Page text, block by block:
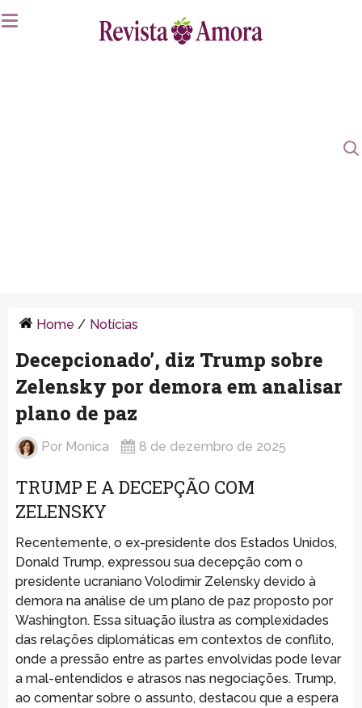
Home / Notícias
Decepcionado’, diz Trump sobre
Zelensky por demora em analisar
plano de paz
Por Monica 8 de dezembro de 2025
TRUMP E A DECEPÇÃO COM
ZELENSKY
Recentemente, o ex-presidente dos Estados Unidos,
Donald Trump, expressou sua decepção com o
presidente ucraniano Volodimir Zelensky devido à
demora na análise de um plano de paz proposto por
Washington. Essa situação ilustra as complexidades
das relações diplomáticas em contextos de conflito,
onde a pressão entre as partes envolvidas pode levar
a mal-entendidos e atrasos nas negociações. Trump,
ao comentar sobre o assunto, destacou que a espera